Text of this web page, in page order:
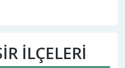
İLÇELERİ